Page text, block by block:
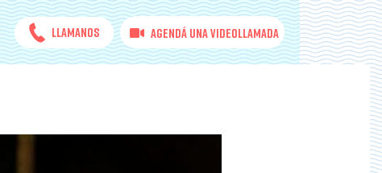
Llamanos Agendá una videollamada